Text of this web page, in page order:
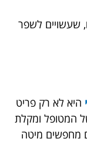
שעשויים לשפר
היא לא רק פריט
המטופל ומקלת
מחפשים מיטה